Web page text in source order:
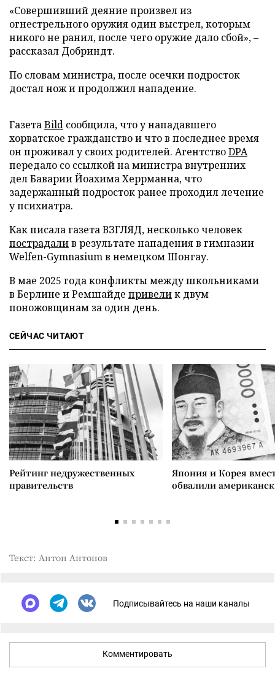
«Совершивший деяние произвел из
огнестрельного оружия один выстрел, которым
никого не ранил, после чего оружие дало сбой», –
рассказал Добриндт.
По словам министра, после осечки подросток
достал нож и продолжил нападение.
ГазетаBild сообщила, что у нападавшего
хорватское гражданство и что в последнее время
он проживал у своих родителей. АгентствоDPA
передало со ссылкой на министра внутренних
дел Баварии Йоахима Херрманна, что
задержанный подросток ранее проходил лечение
у психиатра.
Как писала газета ВЗГЛЯД, несколько человек
пострадалив результате нападения в гимназии
Welfen-Gymnasium в немецком Шонгау.
В мае 2025 года конфликты между школьниками
в Берлине и Ремшайде привелик двум
поножовщинам за один день.
СЕЙЧАС ЧИТАЮТ
Рейтинг недружественных
правительств
Япония и Корея
обвалили
Текст: Антон Антонов
Подписывайтесь на наши каналы
Комментировать